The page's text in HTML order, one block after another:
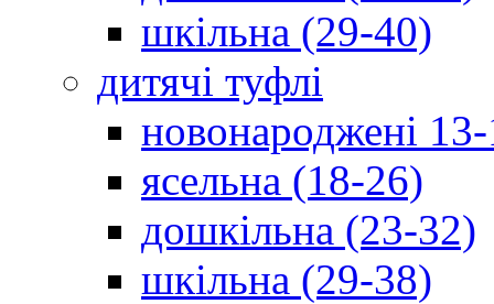
шкільна (29-40)
дитячі туфлі
новонароджені
ясельна (18-26)
дошкільна (23-32)
шкільна (29-38)